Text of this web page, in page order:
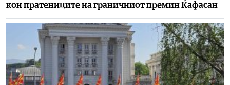
кон пратениците на граничниот премин Ќафасан